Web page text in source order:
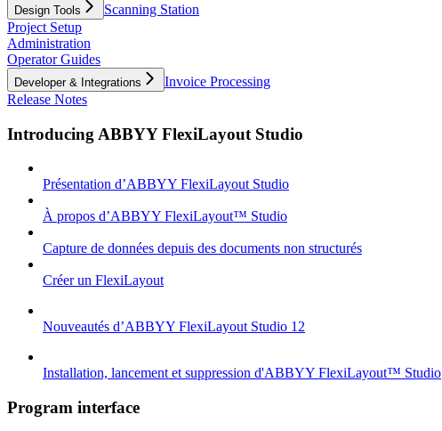
Design Tools
Scanning Station
Project Setup
Administration
Operator Guides
Developer & Integrations
Invoice Processing
Release Notes
Introducing ABBYY FlexiLayout Studio
Présentation d’ABBYY FlexiLayout Studio
À propos d’ABBYY FlexiLayout™ Studio
Capture de données depuis des documents non structurés
Créer un FlexiLayout
Nouveautés d’ABBYY FlexiLayout Studio 12
Installation, lancement et suppression d'ABBYY FlexiLayout™ Studio
Program interface